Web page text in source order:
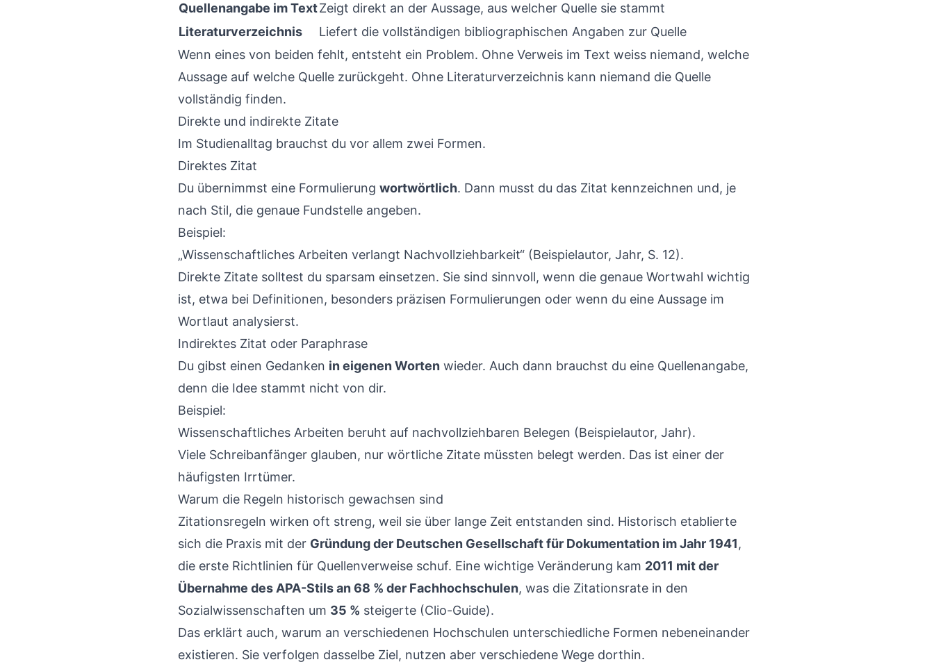
Quellenangabe im TextZeigt direkt an der Aussage, aus welcher Quelle sie stammt
Literaturverzeichnis
Liefert die vollständigen bibliographischen Angaben zur Quelle
Wenn eines von beiden fehlt, entsteht ein Problem. Ohne Verweis im Text weiss niemand, welche
Aussage auf welche Quelle zurückgeht. Ohne Literaturverzeichnis kann niemand die Quelle
vollständig finden.
Direkte und indirekte Zitate
Im Studienalltag brauchst du vor allem zwei Formen.
Direktes Zitat
Du übernimmst eine Formulierung wortwörtlich. Dann musst du das Zitat kennzeichnen und, je
nach Stil, die genaue Fundstelle angeben.
Beispiel:
„Wissenschaftliches Arbeiten verlangt Nachvollziehbarkeit“ (Beispielautor, Jahr, S. 12).
Direkte Zitate solltest du sparsam einsetzen. Sie sind sinnvoll, wenn die genaue Wortwahl wichtig
ist, etwa bei Definitionen, besonders präzisen Formulierungen oder wenn du eine Aussage im
Wortlaut analysierst.
Indirektes Zitat oder Paraphrase
Du gibst einen Gedanken in eigenen Worten wieder. Auch dann brauchst du eine Quellenangabe,
denn die Idee stammt nicht von dir.
Beispiel:
Wissenschaftliches Arbeiten beruht auf nachvollziehbaren Belegen (Beispielautor, Jahr).
Viele Schreibanfänger glauben, nur wörtliche Zitate müssten belegt werden. Das ist einer der
häufigsten Irrtümer.
Warum die Regeln historisch gewachsen sind
Zitationsregeln wirken oft streng, weil sie über lange Zeit entstanden sind. Historisch etablierte
sich die Praxis mit der Gründung der Deutschen Gesellschaft für Dokumentation im Jahr 1941,
die erste Richtlinien für Quellenverweise schuf. Eine wichtige Veränderung kam 2011 mit der
Übernahme des APA-Stils an 68 % der Fachhochschulen, was die Zitationsrate in den
Sozialwissenschaften um 35 % steigerte (Clio-Guide).
Das erklärt auch, warum an verschiedenen Hochschulen unterschiedliche Formen nebeneinander
existieren. Sie verfolgen dasselbe Ziel, nutzen aber verschiedene Wege dorthin.